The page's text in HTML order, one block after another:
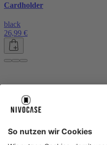
Cardholder
black
26,99 €
About NIVOCASE
Geschäftskunden